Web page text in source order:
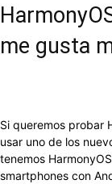
me gusta
Si queremos probar
usar uno de los
tenemos
smartphones con